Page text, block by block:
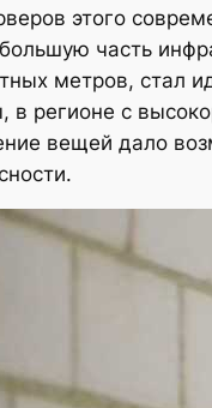
этого
часть
метров, стал
в регионе с
вещей дало